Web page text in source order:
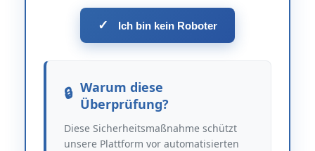
✓ Ich bin kein Roboter
Warum diese
Überprüfung?
Diese Sicherheitsmaßnahme schützt
unsere Plattform vor automatisierten